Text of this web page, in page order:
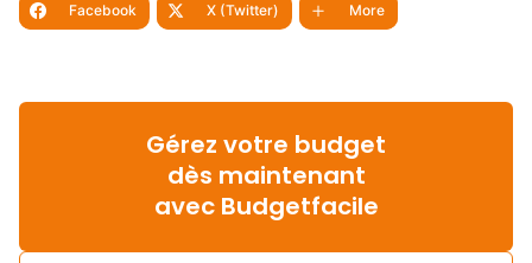
Facebook X (Twitter) More
Gérez votre budget
dès maintenant
avec Budgetfacile